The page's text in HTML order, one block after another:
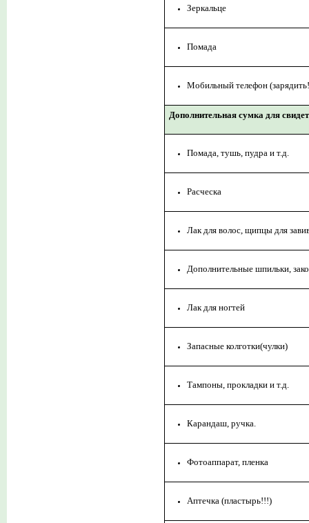
Зеркальце
Помада
Мобильный телефон
Дополнительная сумка для
Помада, тушь, пудра и т.д.
Расческа
Лак для волос, щипцы для
Дополнительные шпильки,
Лак для ногтей
Запасные колготки(чулки)
Тампоны, прокладки и т.д.
Карандаш, ручка.
Фотоаппарат, пленка
Аптечка (пластырь!!!)